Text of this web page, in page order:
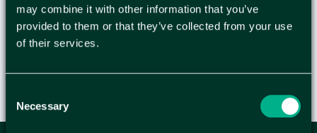
may combine it with other information that you’ve
provided to them or that they’ve collected from your use
of their services.
Selection
Necessary
96,00 KR /ST